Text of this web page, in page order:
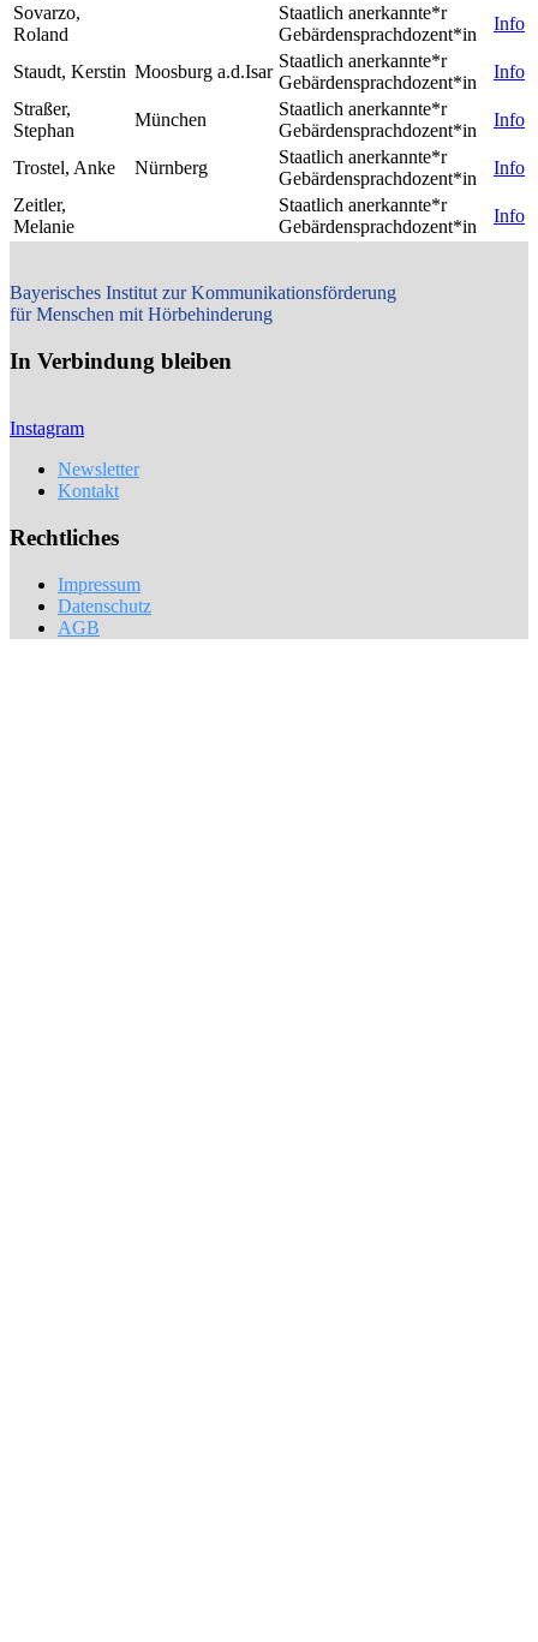
Sovarzo,
Roland
Staatlich anerkannte*r
Gebärdensprachdozent*in
Info
Staudt, Kerstin Moosburg a.d.Isar
Staatlich anerkannte*r
Gebärdensprachdozent*in
Info
Straßer,
Stephan
München
Staatlich anerkannte*r
Gebärdensprachdozent*in
Info
Trostel, Anke Nürnberg
Staatlich anerkannte*r
Gebärdensprachdozent*in
Info
Zeitler,
Melanie
Staatlich anerkannte*r
Gebärdensprachdozent*in
Info
Bayerisches Institut zur Kommunikationsförderung
für Menschen mit Hörbehinderung
In Verbindung bleiben
Instagram
Newsletter
Kontakt
Rechtliches
Impressum
Datenschutz
AGB